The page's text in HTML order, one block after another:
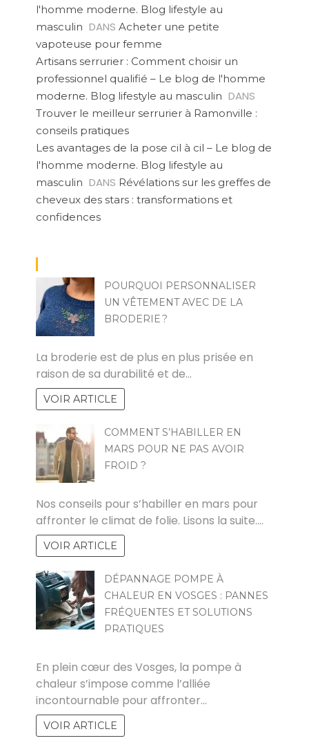
l'homme moderne. Blog lifestyle au
masculin DANS Acheter une petite
vapoteuse pour femme
Artisans serrurier : Comment choisir un
professionnel qualifié – Le blog de l'homme
moderne. Blog lifestyle au masculin DANS
Trouver le meilleur serrurier à Ramonville :
conseils pratiques
Les avantages de la pose cil à cil – Le blog de
l'homme moderne. Blog lifestyle au
masculin DANS Révélations sur les greffes de
cheveux des stars : transformations et
confidences
POURQUOI PERSONNALISER
UN VÊTEMENT AVEC DE LA
BRODERIE ?
La broderie est de plus en plus prisée en
raison de sa durabilité et de…
VOIR ARTICLE
COMMENT S’HABILLER EN
MARS POUR NE PAS AVOIR
FROID ?
Nos conseils pour s’habiller en mars pour
affronter le climat de folie. Lisons la suite.…
VOIR ARTICLE
DÉPANNAGE POMPE À
CHALEUR EN VOSGES : PANNES
FRÉQUENTES ET SOLUTIONS
PRATIQUES
En plein cœur des Vosges, la pompe à
chaleur s’impose comme l’alliée
incontournable pour affronter…
VOIR ARTICLE